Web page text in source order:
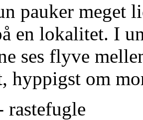
pauker meget
en lokalitet. I
ses flyve
hyppigst om
rastefugle